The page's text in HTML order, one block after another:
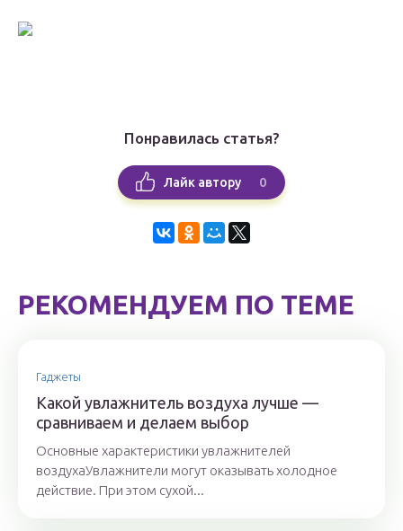
Понравилась статья?
Лайк автору 0
РЕКОМЕНДУЕМ ПО ТЕМЕ
Гаджеты
Какой увлажнитель воздуха лучше —
сравниваем и делаем выбор
Основные характеристики увлажнителей
воздухаУвлажнители могут оказывать холодное
действие. При этом сухой...